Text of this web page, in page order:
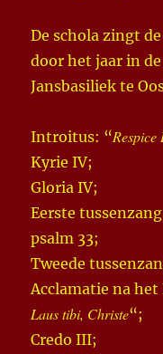
De schola zingt
door het jaar in
Jansbasiliek te
Introitus: “Respice
Kyrie IV;
Gloria IV;
Eerste
psalm 33;
Tweede
Acclamatie na het
Laus tibi, Christe“;
Credo III;